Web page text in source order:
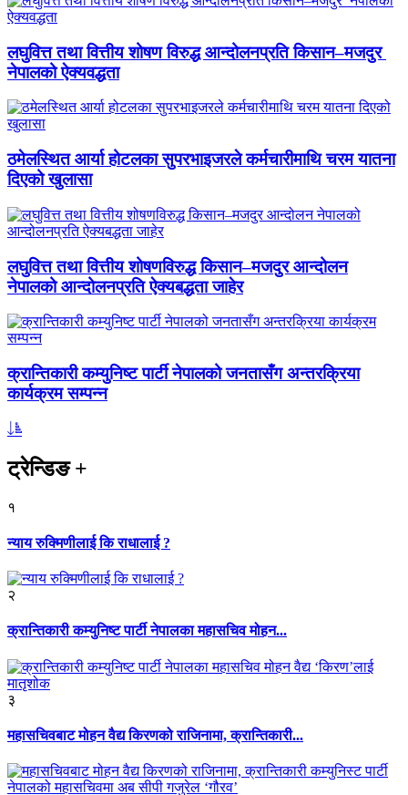
लघुवित्त तथा वित्तीय शोषण विरुद्ध आन्दोलनप्रति किसान–मजदुर
नेपालको ऐक्यवद्धता
ठमेलस्थित आर्या होटलका सुपरभाइजरले कर्मचारीमाथि चरम यातना
दिएको खुलासा
लघुवित्त तथा वित्तीय शोषणविरुद्ध किसान–मजदुर आन्दोलन
नेपालको आन्दोलनप्रति ऐक्यबद्धता जाहेर
क्रान्तिकारी कम्युनिष्ट पार्टी नेपालको जनतासँग अन्तरक्रिया
कार्यक्रम सम्पन्न
ट्रेन्डिङ+
१
न्याय रुक्मिणीलाई कि राधालाई ?
२
क्रान्तिकारी कम्युनिष्ट पार्टी नेपालका महासचिव मोहन...
३
महासचिवबाट मोहन वैद्य किरणको राजिनामा, क्रान्तिकारी...